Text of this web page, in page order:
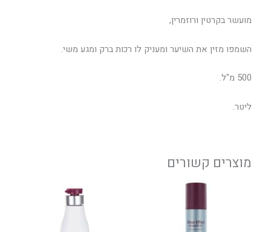
מועשר בקרטין ורוזמרין,
השמפו מזין את השיער ומעניק לו רכות ברק ומגע משי.
500 מ"ל.
ליטר.
מוצרים קשורים